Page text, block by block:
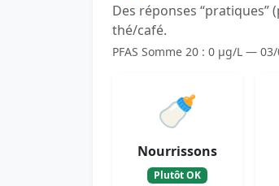
Des réponses “pratiques”
thé/café.
PFAS Somme 20 : 0 µg/L —
🍼
Nourrissons
Plutôt OK